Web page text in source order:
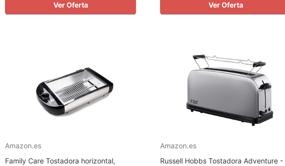
Ver Oferta Ver Oferta
Amazon.es
Family Care Tostadora horizontal,
Amazon.es
Russell Hobbs Tostadora Adventure -